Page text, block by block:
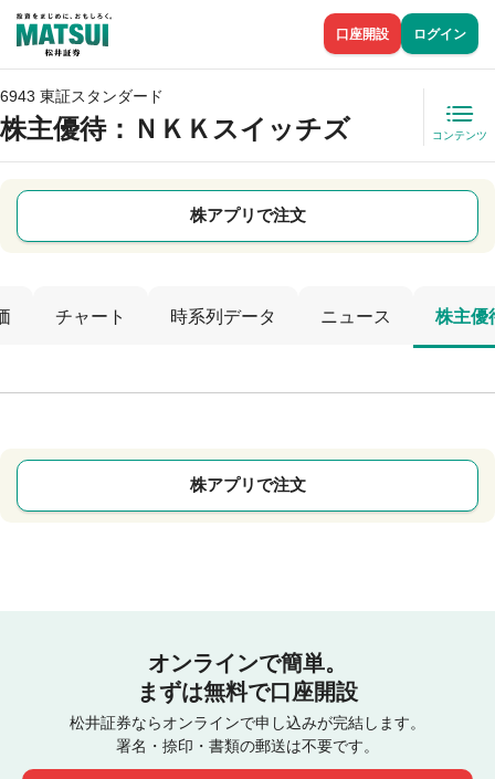
口座開設 ログイン
6943 東証スタンダード
株主優待：ＮＫＫスイッチズ コンテンツ
株アプリで注文
チャート 時系列データ ニュース 株主優
株アプリで注文
オンラインで簡単。
まずは無料で口座開設
松井証券ならオンラインで申し込みが完結します。
署名・捺印・書類の郵送は不要です。